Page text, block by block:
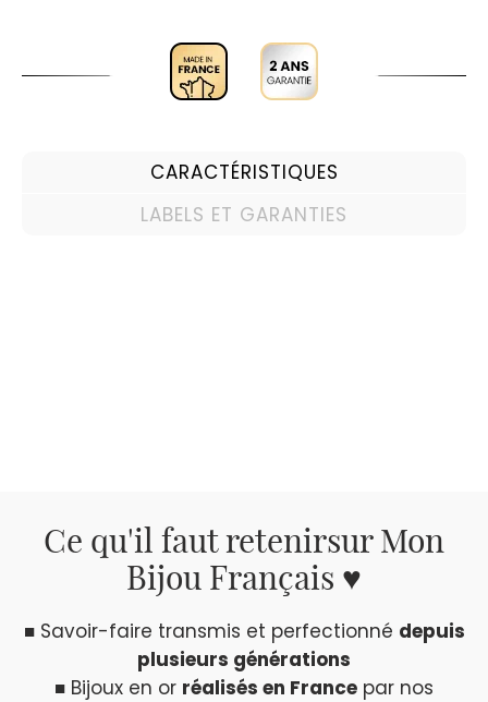
CARACTÉRISTIQUES
LABELS ET GARANTIES
Ce qu'il faut retenirsur Mon
Bijou Français ♥
■ Savoir-faire transmis et perfectionné depuis
plusieurs générations
■ Bijoux en or réalisés en France par nos